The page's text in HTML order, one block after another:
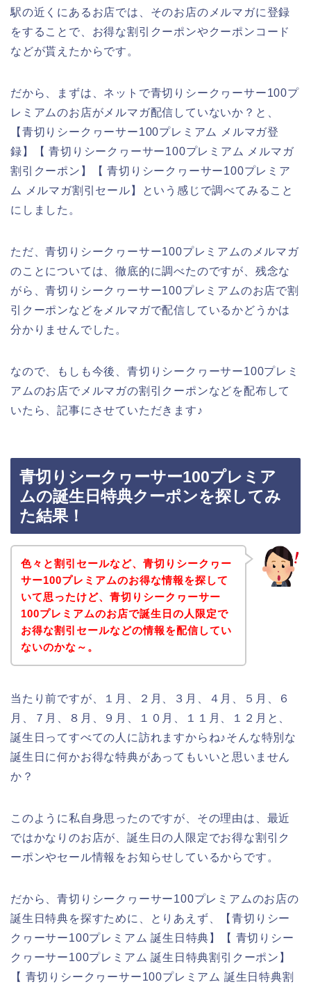
駅の近くにあるお店では、そのお店のメルマガに登録
をすることで、お得な割引クーポンやクーポンコード
などが貰えたからです。
だから、まずは、ネットで青切りシークヮーサー100プ
レミアムのお店がメルマガ配信していないか？と、
【青切りシークヮーサー100プレミアム メルマガ登
録】【 青切りシークヮーサー100プレミアム メルマガ
割引クーポン】【 青切りシークヮーサー100プレミア
ム メルマガ割引セール】という感じで調べてみること
にしました。
ただ、青切りシークヮーサー100プレミアムのメルマガ
のことについては、徹底的に調べたのですが、残念な
がら、青切りシークヮーサー100プレミアムのお店で割
引クーポンなどをメルマガで配信しているかどうかは
分かりませんでした。
なので、もしも今後、青切りシークヮーサー100プレミ
アムのお店でメルマガの割引クーポンなどを配布して
いたら、記事にさせていただきます♪
青切りシークヮーサー100プレミア
ムの誕生日特典クーポンを探してみ
た結果！
色々と割引セールなど、青切りシークヮー
サー100プレミアムのお得な情報を探して
いて思ったけど、青切りシークヮーサー
100プレミアムのお店で誕生日の人限定で
お得な割引セールなどの情報を配信してい
ないのかな～。
当たり前ですが、１月、２月、３月、４月、５月、６
月、７月、８月、９月、１０月、１１月、１２月と、
誕生日ってすべての人に訪れますからね♪そんな特別な
誕生日に何かお得な特典があってもいいと思いません
か？
このように私自身思ったのですが、その理由は、最近
ではかなりのお店が、誕生日の人限定でお得な割引ク
ーポンやセール情報をお知らせしているからです。
だから、青切りシークヮーサー100プレミアムのお店の
誕生日特典を探すために、とりあえず、【青切りシー
クヮーサー100プレミアム 誕生日特典】【 青切りシー
クヮーサー100プレミアム 誕生日特典割引クーポン】
【 青切りシークヮーサー100プレミアム 誕生日特典割